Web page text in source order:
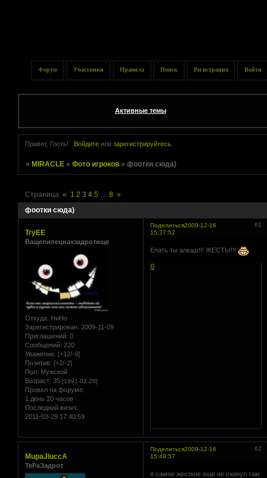
Форум Участники Правила Поиск Регистрация Войти
Активные темы
Привет, Гость! Войдитеили зарегистрируйтесь.
»MIRACLE »Фото игроков »фоотки сюда)
фоотки сюда)
Страница:« 1 2 3 4 5 8 »
Поделиться 61
2009-12-16
15:27:52
TryEE
Ващепипецнахзадротище
Откуда: НиНо
Зарегистрирован: 2009-11-09
Приглашений: 0
Сообщений: 220
Уважение: [+12/-9]
Позитив: [+2/-2]
Пол: Мужской
Возраст: 35 [1991-02-28]
Провел на форуме:
1 день 20 часов
Последний визит:
2011-03-29 17:40:59
Епать ты алкаш!!! ЖЕСТЬ!!!!
0
Поделиться 62
2009-12-16
15:49:57
MupaJIuccA
ТеРаЗадрот
я самое жесткое еще не скинул там